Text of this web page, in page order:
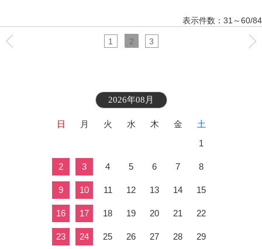
表示件数：31～60/84
1 2 3
2026年08月
日 月 火 水 木 金
土
1
2 3 4 5 6 7 8
9 10 11 12 13 14 15
16 17 18 19 20 21 22
23 24 25 26 27 28 29